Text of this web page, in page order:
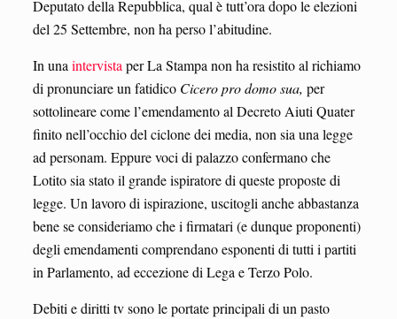
Deputato della Repubblica, qual è tutt’ora dopo le elezioni
del 25 Settembre, non ha perso l’abitudine.
In una intervista per La Stampa non ha resistito al richiamo
di pronunciare un fatidico Cicero pro domo sua, per
sottolineare come l’emendamento al Decreto Aiuti Quater
finito nell’occhio del ciclone dei media, non sia una legge
ad personam. Eppure voci di palazzo confermano che
Lotito sia stato il grande ispiratore di queste proposte di
legge. Un lavoro di ispirazione, uscitogli anche abbastanza
bene se consideriamo che i firmatari (e dunque proponenti)
degli emendamenti comprendano esponenti di tutti i partiti
in Parlamento, ad eccezione di Lega e Terzo Polo.
Debiti e diritti tv sono le portate principali di un pasto